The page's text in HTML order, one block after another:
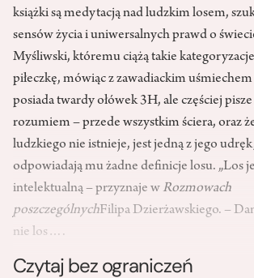
książki są medytacją nad ludzkim losem,
sensów życia i uniwersalnych prawd o
Myśliwski, któremu ciążą takie
piłeczkę, mówiąc z zawadiackim uśmiechem
posiada twardy ołówek 3H, ale częściej
rozumiem – przede wszystkim ściera, oraz
ludzkiego nie istnieje, jest jedną z jego
odpowiadają mu żadne definicje losu. „Los
intelektualną – przyznaje w Rozmowach
poszczególnychFilipa Dzierżawskiego. –
nie los….
Czytaj bez ograniczeń